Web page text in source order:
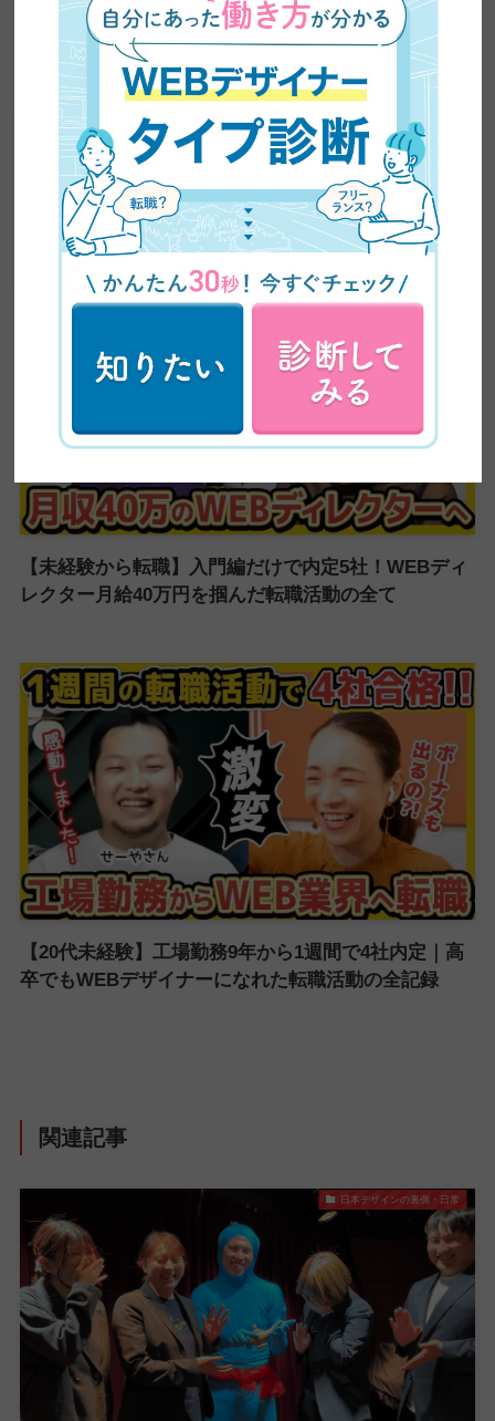
【インタビュー】未経験から1年で月収100万円｜大阪
のWEBデザイナーが語る、フリーランスのリアルな
収入事情
【未経験から転職】入門編だけで内定5社！WEBディ
レクター月給40万円を掴んだ転職活動の全て
【20代未経験】工場勤務9年から1週間で4社内定｜高
卒でもWEBデザイナーになれた転職活動の全記録
関連記事
日本デザインの裏側・日常